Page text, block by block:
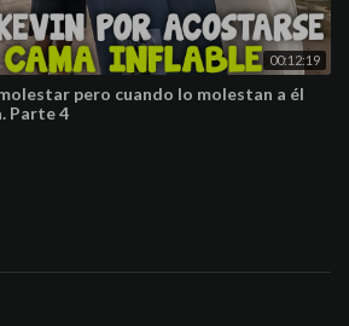
00:12:19
pero cuando lo molestan a él
Parte 4